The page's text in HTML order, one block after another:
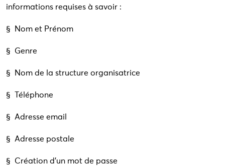
informations requises à savoir :
§ Nom et Prénom
§ Genre
§ Nom de la structure organisatrice
§ Téléphone
§ Adresse email
§ Adresse postale
§ Création d’un mot de passe